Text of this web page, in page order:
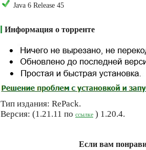
Java 6 Release 45
Информация о торренте
Тип издания: RePack.
Версия: (1.21.11 по ссылке ) 1.20.4.
Если вам